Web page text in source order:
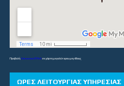
ΠροβολήΛύκεια και ΕΠΑΛσε χάρτη μεγαλύτερου μεγέθους
ΏΡΕΣ ΛΕΙΤΟΥΡΓΊΑΣ ΥΠΗΡΕΣΊΑΣ